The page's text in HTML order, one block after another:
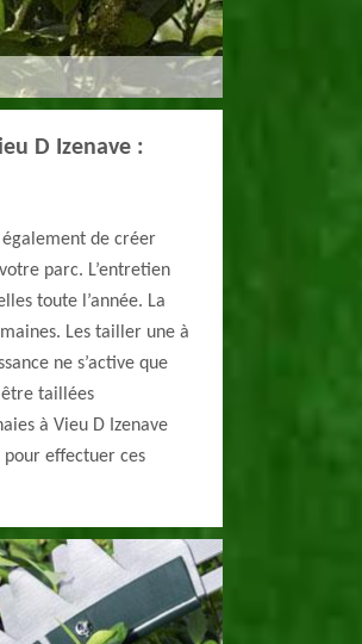
D Izenave :
de créer
parc. L’entretien
toute l’année. La
Les tailler une à
ne s’active que
être taillées
à Vieu D Izenave
effectuer ces